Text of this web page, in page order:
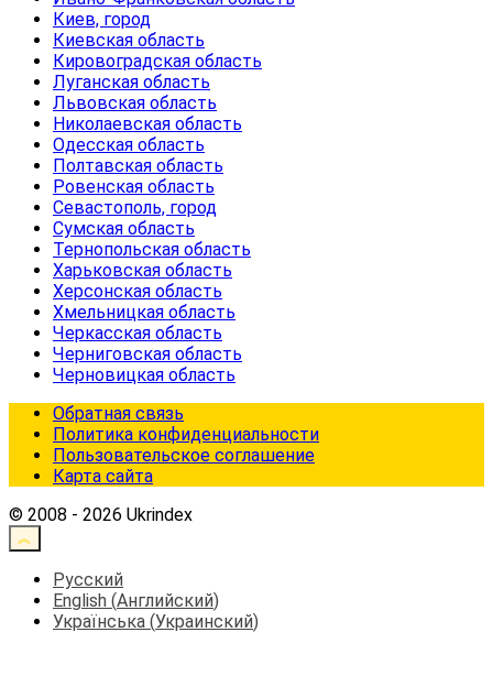
Киев, город
Киевская область
Кировоградская область
Луганская область
Львовская область
Николаевская область
Одесская область
Полтавская область
Ровенская область
Севастополь, город
Сумская область
Тернопольская область
Харьковская область
Херсонская область
Хмельницкая область
Черкасская область
Черниговская область
Черновицкая область
Обратная связь
Политика конфиденциальности
Пользовательское соглашение
Карта сайта
© 2008 - 2026 Ukrindex
Русский
English (Английский)
Українська (Украинский)